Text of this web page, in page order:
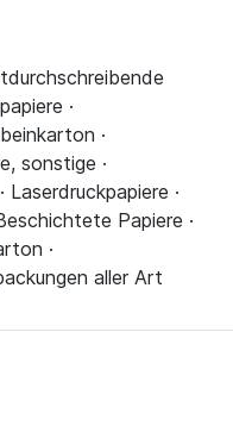
·
·
sonstige ·
·
Papiere ·
·
aller Art